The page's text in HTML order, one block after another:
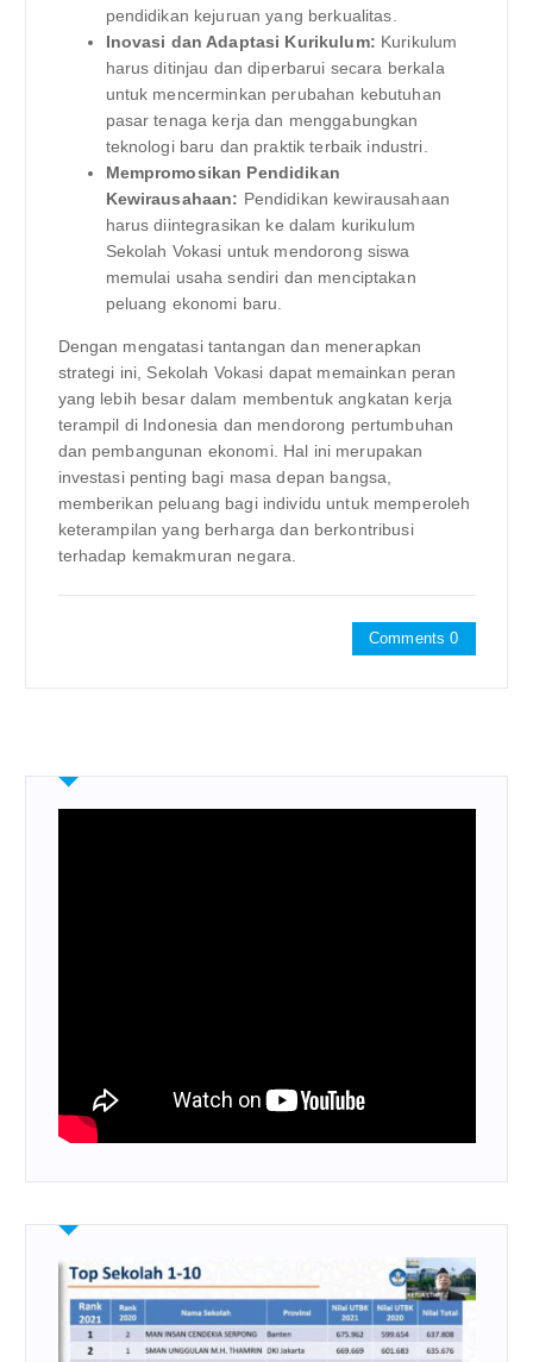
pendidikan kejuruan yang berkualitas.
Inovasi dan Adaptasi Kurikulum: Kurikulum
harus ditinjau dan diperbarui secara berkala
untuk mencerminkan perubahan kebutuhan
pasar tenaga kerja dan menggabungkan
teknologi baru dan praktik terbaik industri.
Mempromosikan Pendidikan
Kewirausahaan: Pendidikan kewirausahaan
harus diintegrasikan ke dalam kurikulum
Sekolah Vokasi untuk mendorong siswa
memulai usaha sendiri dan menciptakan
peluang ekonomi baru.
Dengan mengatasi tantangan dan menerapkan
strategi ini, Sekolah Vokasi dapat memainkan peran
yang lebih besar dalam membentuk angkatan kerja
terampil di Indonesia dan mendorong pertumbuhan
dan pembangunan ekonomi. Hal ini merupakan
investasi penting bagi masa depan bangsa,
memberikan peluang bagi individu untuk memperoleh
keterampilan yang berharga dan berkontribusi
terhadap kemakmuran negara.
Comments 0